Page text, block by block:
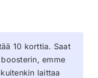
10 korttia. Saat
emme
laittaa